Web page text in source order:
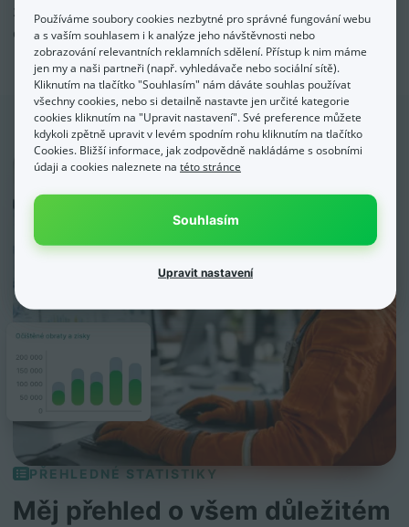
zákazníci najdou. A když nevíš, jak začít? Máme tým
expertů, který si i propagaci rád vezme na sebe.
PŘEHLEDNÉ STATISTIKY
Měj přehled o všem důležitém
Používáme soubory cookies nezbytné pro správné fungování webu
a s vaším souhlasem i k analýze jeho návštěvnosti nebo
zobrazování relevantních reklamních sdělení. Přístup k nim máme
jen my a naši partneři (např. vyhledávače nebo sociální sítě).
Kliknutím na tlačítko "Souhlasím" nám dáváte souhlas používat
všechny cookies, nebo si detailně nastavte jen určité kategorie
cookies kliknutím na "Upravit nastavení". Své preference můžete
kdykoli zpětně upravit v levém spodním rohu kliknutím na tlačítko
Cookies. Bližší informace, jak zodpovědně nakládáme s osobními
údaji a cookies naleznete na této stránce
Souhlasím
Upravit nastavení